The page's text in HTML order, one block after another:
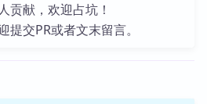
贡献，欢迎占坑！
交PR或者文末留言。